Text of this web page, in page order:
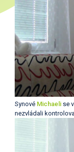
Synové Michaeli se
nezvládali